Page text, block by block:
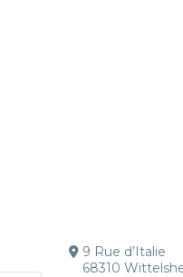
9 Rue d’Italie
68310